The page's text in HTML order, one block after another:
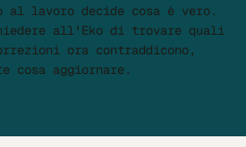
lavoro decide cosa è vero.
all'Eko di trovare quali
ora contraddicono,
cosa aggiornare.